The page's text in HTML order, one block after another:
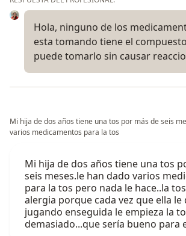
Hola, ninguno de los
esta tomando tiene el
puede tomarlo sin causar
Mi hija de dos años tiene una tos por más de seis
varios medicamentos para la tos
Mi hija de dos años tiene una tos
seis meses.le han dado varios
para la tos pero nada le hace..la
alergia porque cada vez que ella le
jugando enseguida le empieza la
demasiado...que sería bueno para